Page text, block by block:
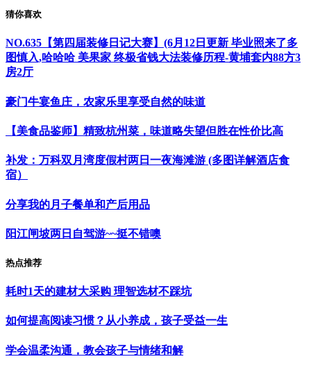
猜你喜欢
NO.635【第四届装修日记大赛】(6月12日更新 毕业照来了多
图慎入,哈哈哈 美果家 终极省钱大法装修历程-黄埔套内88方3
房2厅
豪门牛宴鱼庄，农家乐里享受自然的味道
【美食品鉴师】精致杭州菜，味道略失望但胜在性价比高
补发：万科双月湾度假村两日一夜海滩游 (多图详解酒店食
宿）
分享我的月子餐单和产后用品
阳江闸坡两日自驾游~~挺不错噢
热点推荐
耗时1天的建材大采购 理智选材不踩坑
如何提高阅读习惯？从小养成，孩子受益一生
学会温柔沟通，教会孩子与情绪和解